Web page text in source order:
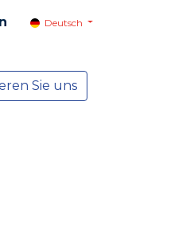
Deutsch
Sie uns